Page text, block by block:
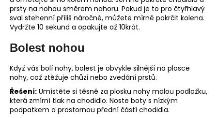
prsty na nohou směrem nahoru. Pokud je to pro čtyřhlavý
sval stehenní příliš náročné, můžete mírně pokrčit kolena.
Vydržte 10 sekund a opakujte až 10krát.
Bolest nohou
Když vás bolí nohy, bolest je obvykle silnější na plosce
nohy, což ztěžuje chůzi nebo zvedání prstů.
Řešení: Umístěte si těsně za plosku nohy malou podložku,
která zmírní tlak na chodidlo. Noste boty s nízkým
podpatkem a prostornou přední částí chodidla.